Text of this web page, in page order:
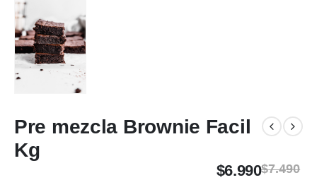
Pre mezcla Brownie Facil
Kg
$7.490
$6.990